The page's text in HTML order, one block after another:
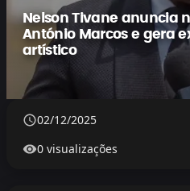
Nelson Tivane anuncia
António Marcos e gera
artístico
02/12/2025
0 visualizações